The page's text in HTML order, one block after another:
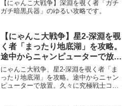
【にゃんこ大戦争】深淵を覗く者「ガチ
ガチ暗黒兵器」のゆるい攻略です。
【にゃんこ大戦争】星2-深淵を覗
く者「まったり地底湖」を攻略。
途中からニャンピューターで放
置。
にゃんこ大戦争、星2-深淵を覗く者「ま
ったり地底湖」を攻略。途中からニャン
ピューターで放置。久々に究極戦士コズ